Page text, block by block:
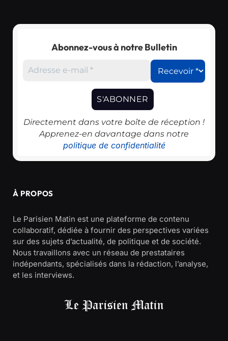
Abonnez-vous à notre Bulletin
Directement dans votre boîte de réception !
Apprenez-en davantage dans notre
politique de confidentialité
À PROPOS
Le Parisien Matin est une plateforme de contenu
collaboratif, dédiée à fournir des perspectives variées
sur des sujets d’actualité, de politique et de société.
Nous travaillons avec un réseau de prestataires
indépendants, spécialisés dans la rédaction, l’analyse,
et les interviews.